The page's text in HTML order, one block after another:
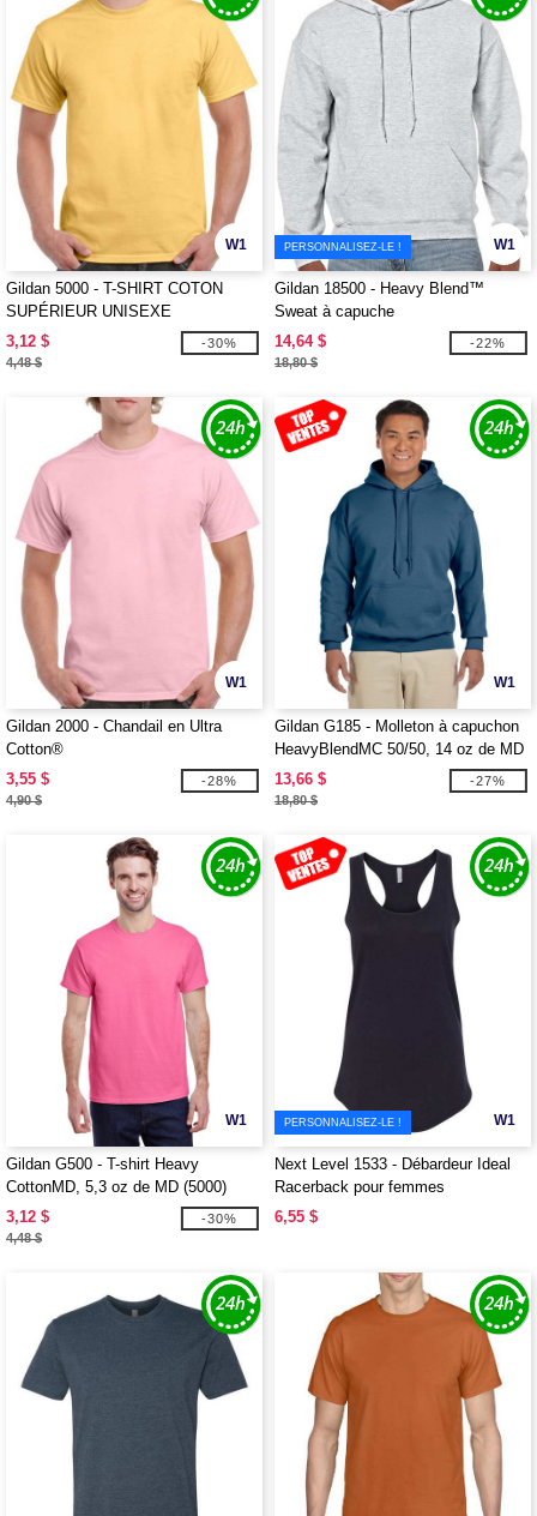
W1
Gildan 5000 - T-SHIRT COTON
SUPÉRIEUR UNISEXE
3,12 $
4,48 $
-30%
W1
PERSONNALISEZ-LE !
Gildan 18500 - Heavy Blend™
Sweat à capuche
14,64 $
18,80 $
-22%
W1
Gildan 2000 - Chandail en Ultra
Cotton®
3,55 $
4,90 $
-28%
W1
Gildan G185 - Molleton à capuchon
HeavyBlendMC 50/50, 14 oz de MD
(18500)
13,66 $
18,80 $
-27%
W1
Gildan G500 - T-shirt Heavy
CottonMD, 5,3 oz de MD (5000)
3,12 $
4,48 $
-30%
W1
PERSONNALISEZ-LE !
Next Level 1533 - Débardeur Ideal
Racerback pour femmes
6,55 $